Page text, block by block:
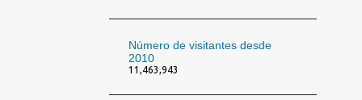
Número de visitantes desde
2010
11,463,943